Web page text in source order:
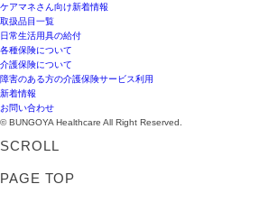
ケアマネさん向け新着情報
取扱品目一覧
日常生活用具の給付
各種保険について
介護保険について
障害のある方の介護保険サービス利用
新着情報
お問い合わせ
© BUNGOYA Healthcare All Right Reserved.
SCROLL
PAGE TOP